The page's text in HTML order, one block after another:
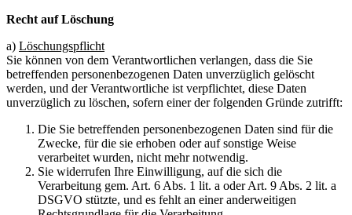
Recht auf Löschung
a) Löschungspflicht
Sie können von dem Verantwortlichen verlangen, dass die Sie
betreffenden personenbezogenen Daten unverzüglich gelöscht
werden, und der Verantwortliche ist verpflichtet, diese Daten
unverzüglich zu löschen, sofern einer der folgenden Gründe zutrifft:
Die Sie betreffenden personenbezogenen Daten sind für die
Zwecke, für die sie erhoben oder auf sonstige Weise
verarbeitet wurden, nicht mehr notwendig.
Sie widerrufen Ihre Einwilligung, auf die sich die
Verarbeitung gem. Art. 6 Abs. 1 lit. a oder Art. 9 Abs. 2 lit. a
DSGVO stützte, und es fehlt an einer anderweitigen